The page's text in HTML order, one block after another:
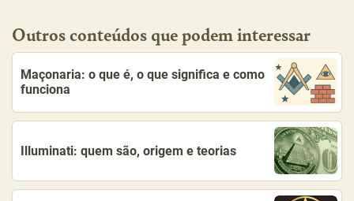
Outros conteúdos que podem interessar
Maçonaria: o que é, o que significa e como
funciona
Illuminati: quem são, origem e teorias